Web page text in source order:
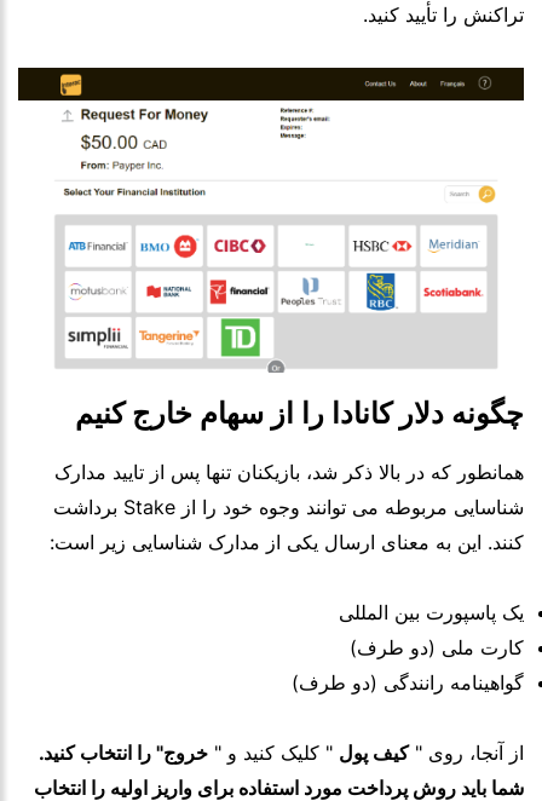
تراکنش را تأیید کنید.
چگونه دلار کانادا را از سهام خارج کنیم
همانطور که در بالا ذکر شد، بازیکنان تنها پس از تایید مدارک
شناسایی مربوطه می توانند وجوه خود را از Stake برداشت
کنند. این به معنای ارسال یکی از مدارک شناسایی زیر است:
یک پاسپورت بین المللی
کارت ملی (دو طرف)
گواهینامه رانندگی (دو طرف)
از آنجا، روی "کیف پول " کلیک کنید و " خروج" را انتخاب کنید.
شما باید روش پرداخت مورد استفاده برای واریز اولیه را انتخاب